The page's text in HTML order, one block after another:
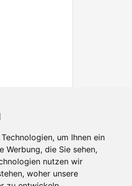
um Ihnen ein
Werbung, die Sie sehen,
nutzen wir
woher unsere